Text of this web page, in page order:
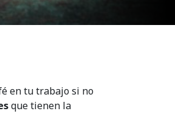
en tu trabajo si no
que tienen la